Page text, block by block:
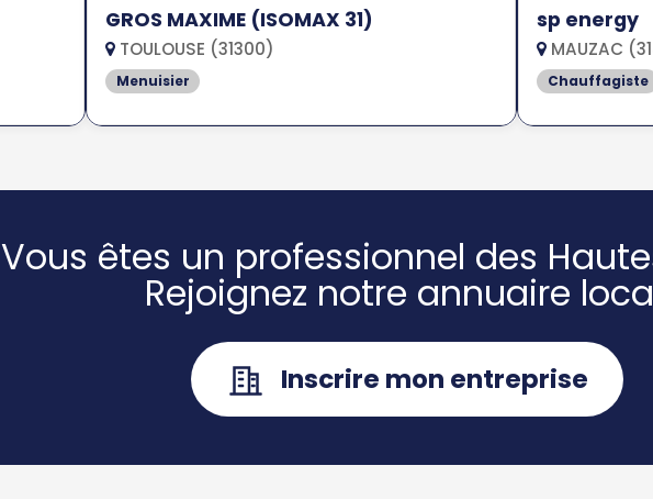
GROS MAXIME (ISOMAX 31)
TOULOUSE (31300)
Menuisier
sp energy
MAUZAC
Chauffagiste
Vous êtes un professionnel des
Rejoignez notre annuaire
Inscrire mon entreprise